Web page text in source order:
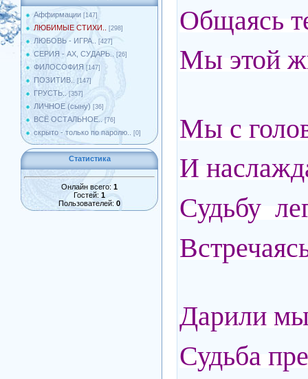
Аффирмации [147]
ЛЮБИМЫЕ СТИХИ.. [298]
ЛЮБОВЬ - ИГРА.. [427]
СЕРИЯ - АХ, СУДАРЬ.. [26]
ФИЛОСОФИЯ [147]
ПОЗИТИВ.. [147]
ГРУСТЬ.. [357]
ЛИЧНОЕ (сыну) [36]
ВСЁ ОСТАЛЬНОЕ.. [76]
скрыто - только по паролю.. [0]
Статистика
Онлайн всего: 1
Гостей: 1
Пользователей: 0
Общаясь
Мы этой
Мы с
И
Судьбу
Дарили мы
Судьба